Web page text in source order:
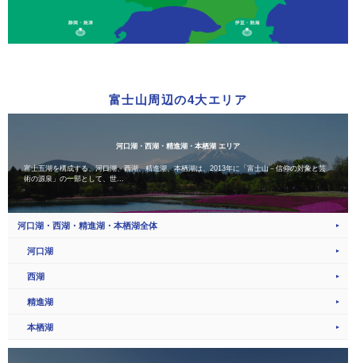
富士山周辺の4大エリア
河口湖・西湖・精進湖・本栖湖 エリア
富士五湖を構成する、河口湖、西湖、精進湖、本栖湖は、2013年に「富士山－信仰の対象と芸
術の源泉」の一部として、世...
河口湖・西湖・精進湖・本栖湖全体
河口湖
西湖
精進湖
本栖湖